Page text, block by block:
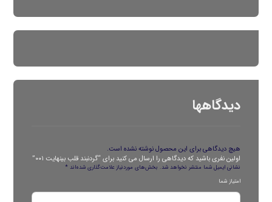
دیدگاهها
هیچ دیدگاهی برای این محصول نوشته نشده است.
اولین نفری باشید که دیدگاهی را ارسال می کنید برای “گردنبند قلب بینهایت ۰۰۱”
نشانی ایمیل شما منتشر نخواهد شد. بخش‌های موردنیاز علامت‌گذاری شده‌اند*
امتیاز شما